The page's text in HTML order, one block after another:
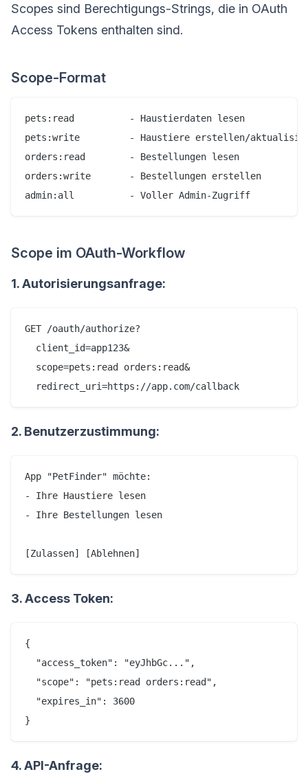
Scopes sind Berechtigungs-Strings, die in OAuth
Access Tokens enthalten sind.
Scope-Format
pets:read          - Haustierdaten lesen
pets:write         - Haustiere erstellen/
orders:read        - Bestellungen lesen
orders:write       - Bestellungen erstellen
Scope im OAuth-Workflow
1. Autorisierungsanfrage:
GET /oauth/authorize?
  client_id=app123&
  scope=pets:read orders:read&
2. Benutzerzustimmung:
App "PetFinder" möchte:
- Ihre Haustiere lesen
- Ihre Bestellungen lesen
3. Access Token:
{
  "access_token": "eyJhbGc...",
  "scope": "pets:read orders:read",
  "expires_in": 3600
4. API-Anfrage: